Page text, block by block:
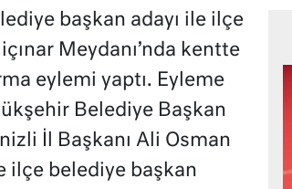
başkan adayı ile ilçe
Meydanı’nda kentte
eylemi yaptı. Eyleme
Belediye Başkan
İl Başkanı Ali Osman
ilçe belediye başkan